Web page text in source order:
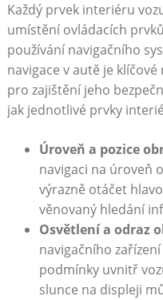
Každý prvek interiéru
umístění ovládacích
používání navigačního
navigace ‍v autě je
pro zajištění jeho
jak jednotlivé prvky
Úroveň a pozice
navigaci na úroveň
výrazně otáčet
věnovaný hledání
Osvětlení a odraz
navigačního
podmínky uvnitř
slunce na displeji